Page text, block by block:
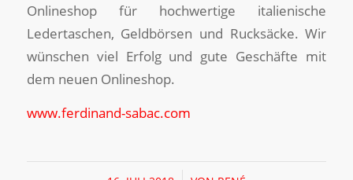
Onlineshop für hochwertige italienische
Ledertaschen, Geldbörsen und Rucksäcke. Wir
wünschen viel Erfolg und gute Geschäfte mit
dem neuen Onlineshop.
www.ferdinand-sabac.com